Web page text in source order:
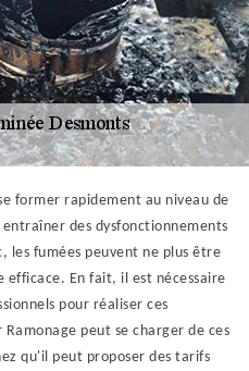
former rapidement au niveau de
entraîner des dysfonctionnements
les fumées peuvent ne plus être
efficace. En fait, il est nécessaire
pour réaliser ces
peut se charger de ces
qu'il peut proposer des tarifs